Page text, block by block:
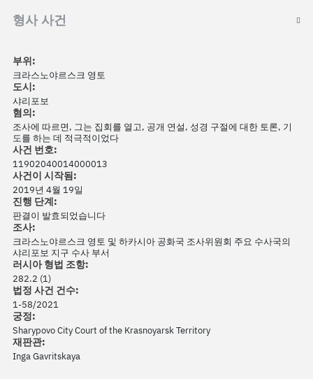
형사 사건
부위:
크라스노야르스크 영토
도시:
샤리포보
혐의:
조사에 따르면, 그는 집회를 열고, 공개 연설, 성경 구절에 대한 토론, 기
도를 하는 데 적극적이었다
사건 번호:
11902040014000013
사건이 시작됨:
2019년 4월 19일
진행 단계:
판결이 발효되었습니다
조사:
크라스노야르스크 영토 및 하카시아 공화국 조사위원회 주요 수사국의
샤리포보 지구 수사 부서
러시아 형법 조항:
282.2 (1)
법정 사건 건수:
1-58/2021
궁정:
Sharypovo City Court of the Krasnoyarsk Territory
재판관:
Inga Gavritskaya